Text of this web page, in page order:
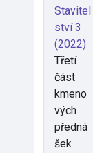
Stavitel
ství 3
(2022)
Třetí
část
kmeno
vých
předná
šek